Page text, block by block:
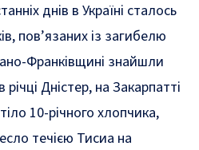
днів в Україні сталось
пов’язаних із загибелю
Франківщині знайшли
річці Дністер, на Закарпатті
тіло 10-річного хлопчика,
течією Тисиа на